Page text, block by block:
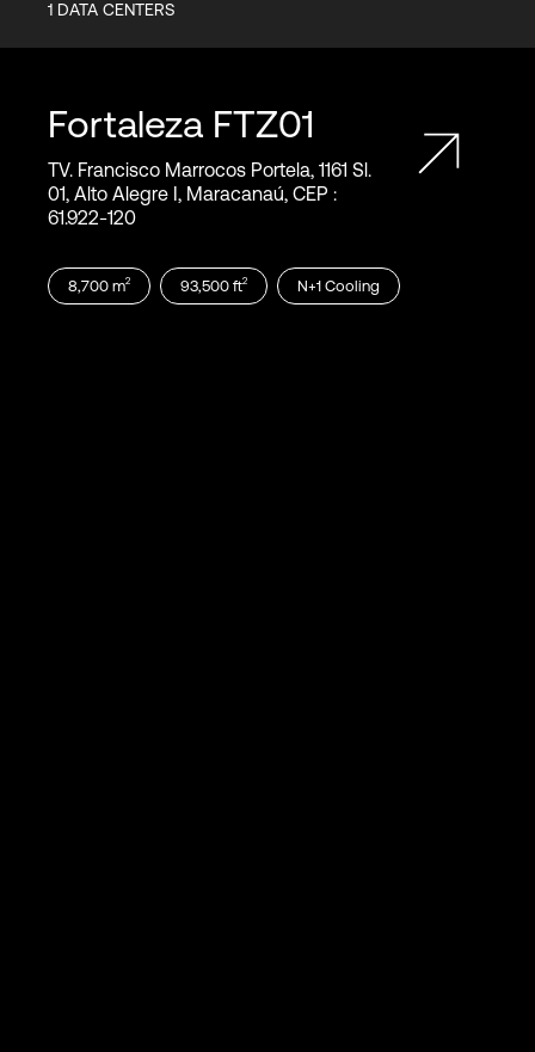
1 DATA CENTERS
Fortaleza FTZ01
TV. Francisco Marrocos Portela, 1161 Sl.
01, Alto Alegre I, Maracanaú, CEP :
61.922‑120
8,700 m2 93,500 ft2 N+1 Cooling